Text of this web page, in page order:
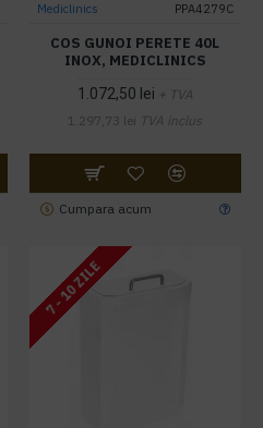
Mediclinics PPA4279C
COS GUNOI PERETE 40L
INOX, MEDICLINICS
1.072,50 lei + TVA
1.297,73 lei TVA inclus
Cumpara acum
7 - 10 ZILE